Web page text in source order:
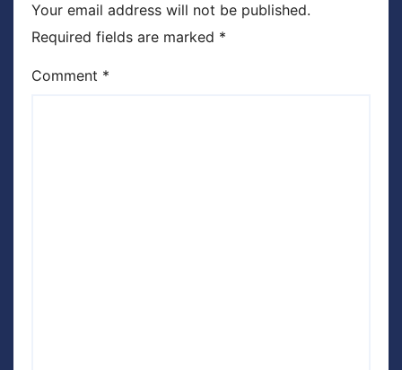
Your email address will not be published.
Required fields are marked *
Comment *